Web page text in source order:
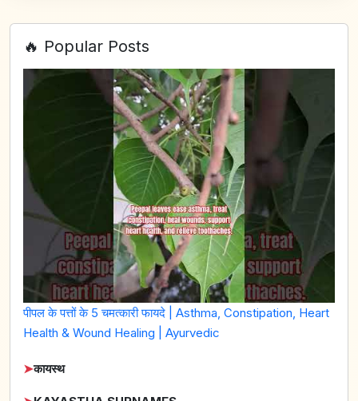
🔥 Popular Posts
पीपल के पत्तों के 5 चमत्कारी फायदे | Asthma, Constipation, Heart
Health & Wound Healing | Ayurvedic
➤कायस्थ